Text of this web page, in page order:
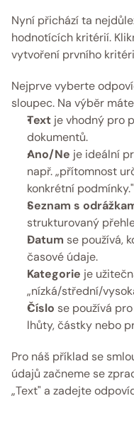
Nyní přichází ta
hodnotících kritérií.
vytvoření prvního
Nejprve vyberte
sloupec. Na výběr
Text je vhodný pro
dokumentů.
Ano/Ne je ideální
např. „přítomnost
konkrétní podmínky."
Seznam s
strukturovaný
Datum se používá,
časové údaje.
Kategorie je
„nízká/střední/
Číslo se používá
lhůty, částky nebo
Pro náš příklad se
údajů začneme se
„Text" a zadejte